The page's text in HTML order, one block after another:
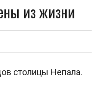
из жизни
столицы Непала.